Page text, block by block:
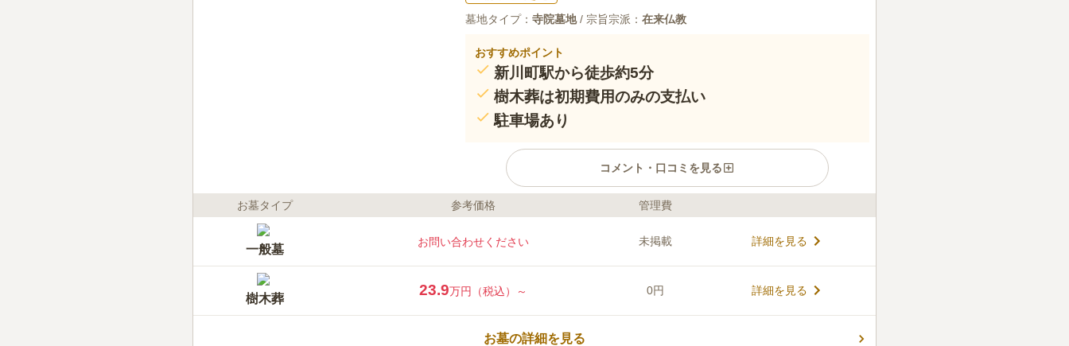
墓地タイプ： 寺院墓地/ 宗旨宗派： 在来仏教
おすすめポイント
新川町駅から徒歩約5分
樹木葬は初期費用のみの支払い
駐車場あり
コメント・口コミを見る
ライフドット編集部のコメント
約200年以上の歴史があります。寺宝を複数所有した、由緒正しい
お寺です。名鉄三河線「新川町駅」から徒歩約5分、「篭田町バス
ているため、車での移動も便利です。樹木葬を利用する際は檀家に
なる必要はありませんが、お寺によりきちんと永代供養されます。
口コミ評価
この霊園はまだ誰からも評価されていません。
お墓タイプ 参考価格 管理費
一般墓
お問い合わせください 未掲載 詳細を見る
樹木葬
23.9万円（税込）～ 0円 詳細を見る
お墓の詳細を見る